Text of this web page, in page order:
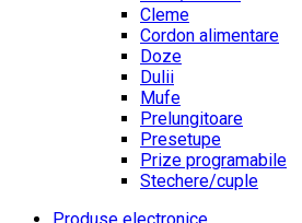
Cleme
Cordon alimentare
Doze
Dulii
Mufe
Prelungitoare
Presetupe
Prize programabile
Stechere/cuple